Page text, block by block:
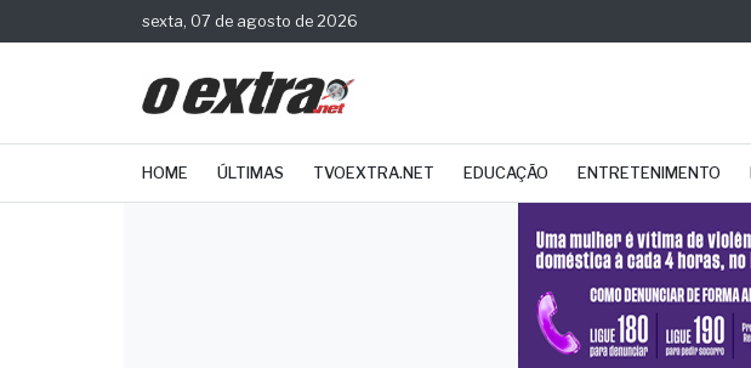
sexta, 07 de agosto de 2026
HOME ÚLTIMAS TVOEXTRA.NET EDUCAÇÃO ENTRETENIMENTO